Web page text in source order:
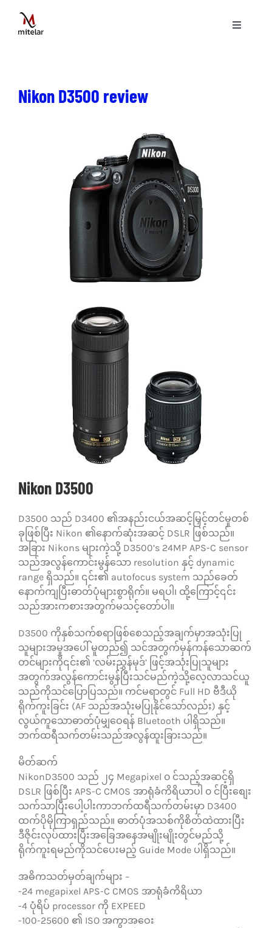
content
Toggle
နည်းပညာ
ပရောဂျက်များ
Nikon D3500 review
Nikon D3500
D3500 သည် D3400 ၏အနည်းငယ်အဆင့်မြှင့်တင်မှုတစ်
ခုဖြစ်ပြီး Nikon ၏နောက်ဆုံးအဆင့် DSLR ဖြစ်သည်။
အခြား Nikons များကဲ့သို့ D3500’s 24MP APS-C sensor
သည်အလွန်ကောင်းမွန်သော resolution နှင့် dynamic
range ရှိသည်။ ၎င်း၏ autofocus system သည်ခေတ်
နောက်ကျပြီးဓာတ်ပုံများစွာရိုက်။ မရပါ၊ ထို့ကြောင့်၎င်း
သည်အားကစားအတွက်မသင့်တော်ပါ။
D3500 ကိုနှစ်သက်စရာဖြစ်စေသည့်အချက်မှာအသုံးပြု
သူများအမှုအပေါ် မူတည်၍ သင်အတွက်မှန်ကန်သောဆက်
တင်များကို၎င်း၏ ‘လမ်းညွှန်မုဒ်’ ဖြင့်အသုံးပြုသူများ
အတွက်အလွန်ကောင်းမွန်ပြီးသင်မည်ကဲ့သို့လေ့လာသင်ယူ
သည်ကိုသင်ပြောပြသည်။ ကင်မရာတွင် Full HD ဗီဒီယို
ရိုက်ကူးခြင်း (AF သည်အသုံးမပြုနိုင်သော်လည်း) နှင့်
လွယ်ကူသောဓာတ်ပုံမျှဝေရန် Bluetooth ပါရှိသည်။
ဘက်ထရီသက်တမ်းသည်အလွန်ထူးခြားသည်။
မိတ်ဆက်
NikonD3500 သည် ၂၄ Megapixel ၀ င်သည့်အဆင့်ရှိ
DSLR ဖြစ်ပြီး APS-C CMOS အာရုံခံကိရိယာပါ ၀ င်ပြီးစျေး
သက်သာပြီးပေါ့ပါးကာဘက်ထရီသက်တမ်းမှာ D3400
ထက်ပိုမိုကြာရှည်သည်။ ဓာတ်ပုံအသစ်ကိုစိတ်ထဲထားပြီး
ဒီဇိုင်းလုပ်ထားပြီးအခြေအနေအမျိုးမျိုးတွင်မည်သို့
ရိုက်ကူးရမည်ကိုသင်ပေးမည့် Guide Mode ပါရှိသည်။
အဓိကသတ်မှတ်ချက်များ –
-24 megapixel APS-C CMOS အာရုံခံကိရိယာ
-4 ပုံရိပ် processor ကို EXPEED
-100-25600 ၏ ISO အကွာအဝေး